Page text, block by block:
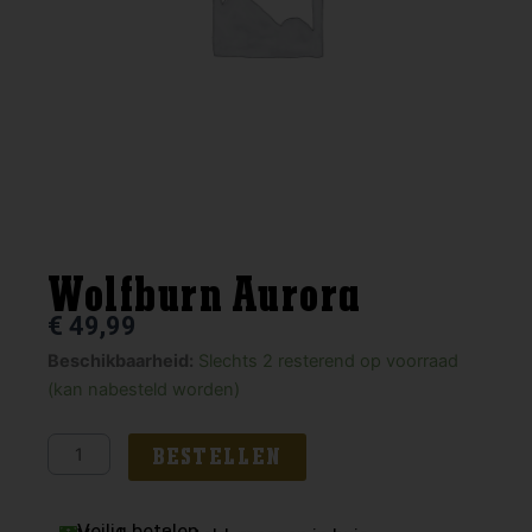
Wolfburn Aurora
€ 49,99
Beschikbaarheid: Slechts 2 resterend op voorraad
(kan nabesteld worden)
Wolfburn
Aurora
BESTELLEN